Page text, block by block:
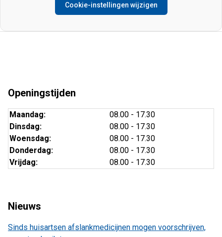
Cookie-instellingen wijzigen
Openingstijden
Maandag:
08.00 - 17.30
Dinsdag:
08.00 - 17.30
Woensdag:
08.00 - 17.30
Donderdag:
08.00 - 17.30
Vrijdag:
08.00 - 17.30
Nieuws
Sinds huisartsen afslankmedicijnen mogen voorschrijven,